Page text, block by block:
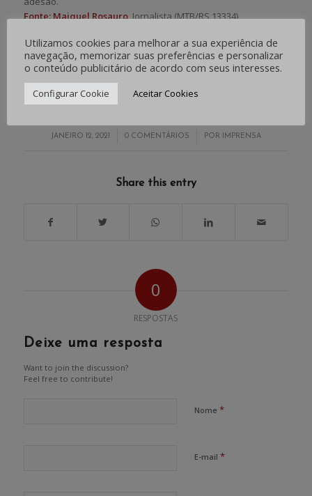
Fonte: Maiquel Rosauro, Jornalista (MTB/RS 13334)
Sindicato dos Bancários de Santa Maria e Região
(55) 996-811-384
JANEIRO 12, 2021
/ 0 COMENTÁRIOS
/ POR IMPRENSA
Share this entry
0
RESPOSTAS
Deixe uma resposta
Want to join the discussion?
Feel free to contribute!
Nome *
E-mail *
Utilizamos cookies para melhorar a sua experiência de
navegação, memorizar suas preferências e personalizar
o conteúdo publicitário de acordo com seus interesses.
Configurar Cookie Aceitar Cookies